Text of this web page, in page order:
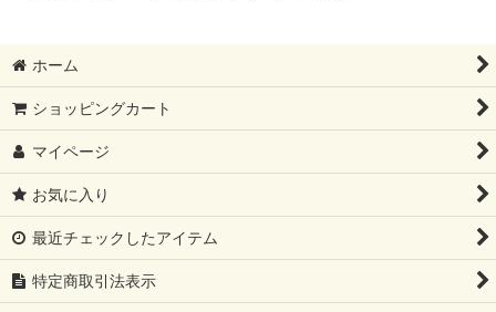
ホーム
ショッピングカート
マイページ
お気に入り
最近チェックしたアイテム
特定商取引法表示